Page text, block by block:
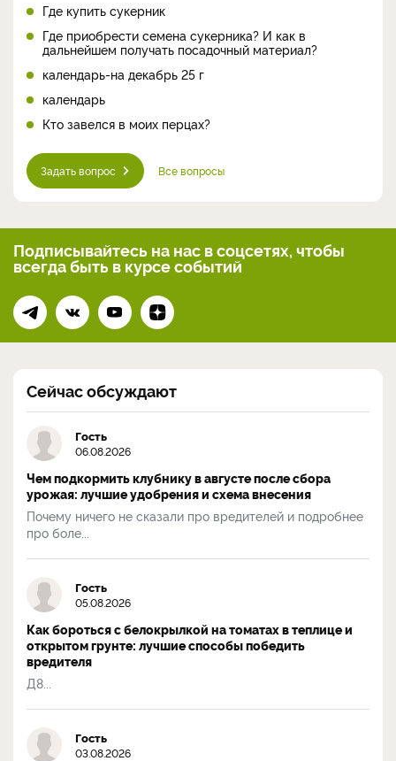
Где купить сукерник
Где приобрести семена сукерника? И как в
дальнейшем получать посадочный материал?
календарь-на декабрь 25 г
календарь
Кто завелся в моих перцах?
Задать вопрос Все вопросы
Подписывайтесь на нас в соцсетях, чтобы
всегдабыть в курсе событий
Сейчас обсуждают
Гость
06.08.2026
Чем подкормить клубнику в августе после сбора
урожая: лучшие удобрения и схема внесения
Почему ничего не сказали про вредителей и подробнее
про боле...
Гость
05.08.2026
Как бороться с белокрылкой на томатах в теплице и
открытом грунте: лучшие способы победить
вредителя
Д8...
Гость
03.08.2026